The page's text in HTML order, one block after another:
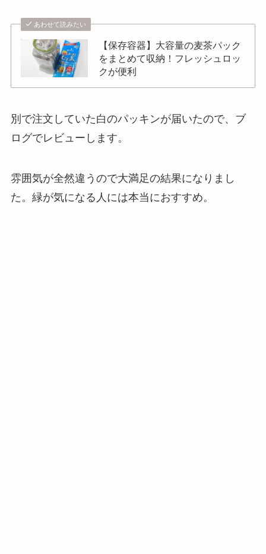
あわせて読みたい
【保存容器】大容量の麦茶パック
をまとめて収納！フレッシュロッ
クが便利
別で注文していた白のパッキンが届いたので、ブ
ログでレビューします。
雰囲気が全然違うので大満足の結果になりまし
た。緑が気になる人には本当におすすめ。